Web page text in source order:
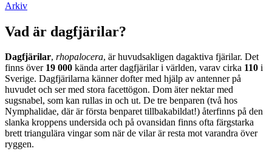
Arkiv
Vad är dagfjärilar?
Dagfjärilar, rhopalocera, är huvudsakligen dagaktiva fjärilar. Det
finns över 19 000 kända arter dagfjärilar i världen, varav cirka 110 i
Sverige. Dagfjärilarna känner dofter med hjälp av antenner på
huvudet och ser med stora facettögon. Dom äter nektar med
sugsnabel, som kan rullas in och ut. De tre benparen (två hos
Nymphalidae, där är första benparet tillbakabildat!) återfinns på den
slanka kroppens undersida och på ovansidan finns ofta färgstarka
brett triangulära vingar som när de vilar är resta mot varandra över
ryggen.